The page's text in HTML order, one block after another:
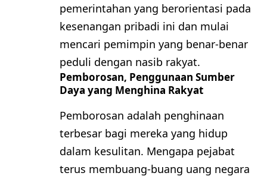
pemerintahan yang berorientasi pada
kesenangan pribadi ini dan mulai
mencari pemimpin yang benar-benar
peduli dengan nasib rakyat.
Pemborosan, Penggunaan Sumber
Daya yang Menghina Rakyat
Pemborosan adalah penghinaan
terbesar bagi mereka yang hidup
dalam kesulitan. Mengapa pejabat
terus membuang-buang uang negara